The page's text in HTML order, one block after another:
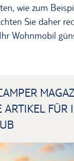
wie zum
Sie daher
Wohnmobil
ARTIKEL FÜR